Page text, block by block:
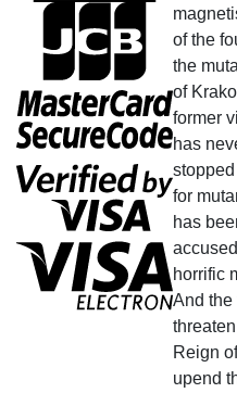
of the
the
of
former
has
for
has
horrific
And the
Reign
upend